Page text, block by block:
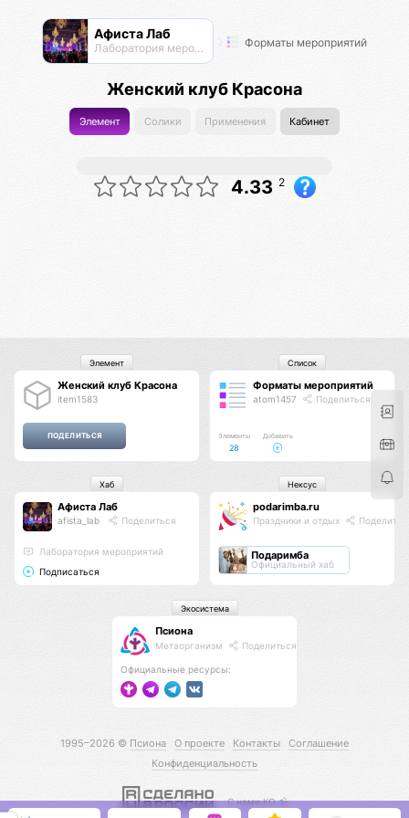
Афиста Лаб
Лаборатория мероприятий Форматы мероприятий
Женский клуб Красона
Элемент Солики Применения Кабинет
4.33 2
Женский клуб Красона
item1583
Элемент
Форматы мероприятий
atom1457 Поделиться
Элементы
28
Добавить
Список
Афиста Лаб
afista_lab Поделиться
Лаборатория мероприятий
Подписаться
Хаб
podarimba.ru
Праздники и отдых
Подаримба
Официальный хаб
Нексус
Псиона
Метаорганизм Поделиться
Официальные ресурсы:
Экосистема
1995–2026 © Псиона О проекте Контакты
Соглашение
Конфиденциальность
С нами КО 🕉️